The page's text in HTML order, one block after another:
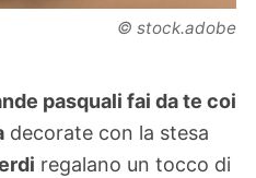
© stock.adobe
pasquali fai da te coi
decorate con la stesa
regalano un tocco di